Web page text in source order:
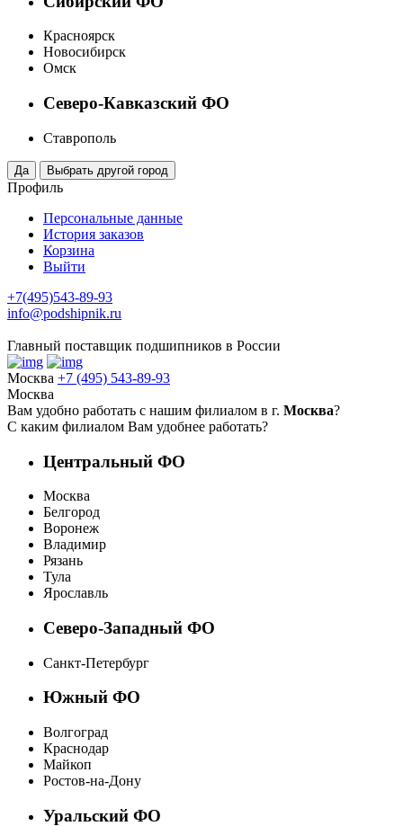
Красноярск
Новосибирск
Омск
Северо-Кавказский ФО
Ставрополь
Профиль
Персональные данные
История заказов
Корзина
Выйти
+7(495)543-89-93
info@podshipnik.ru
Главный поставщик подшипников в России
Москва +7 (495) 543-89-93
Москва
Вам удобно работать с нашим филиалом в г. Москва?
С каким филиалом Вам удобнее работать?
Центральный ФО
Москва
Белгород
Воронеж
Владимир
Рязань
Тула
Ярославль
Северо-Западный ФО
Санкт-Петербург
Южный ФО
Волгоград
Краснодар
Майкоп
Ростов-на-Дону
Уральский ФО